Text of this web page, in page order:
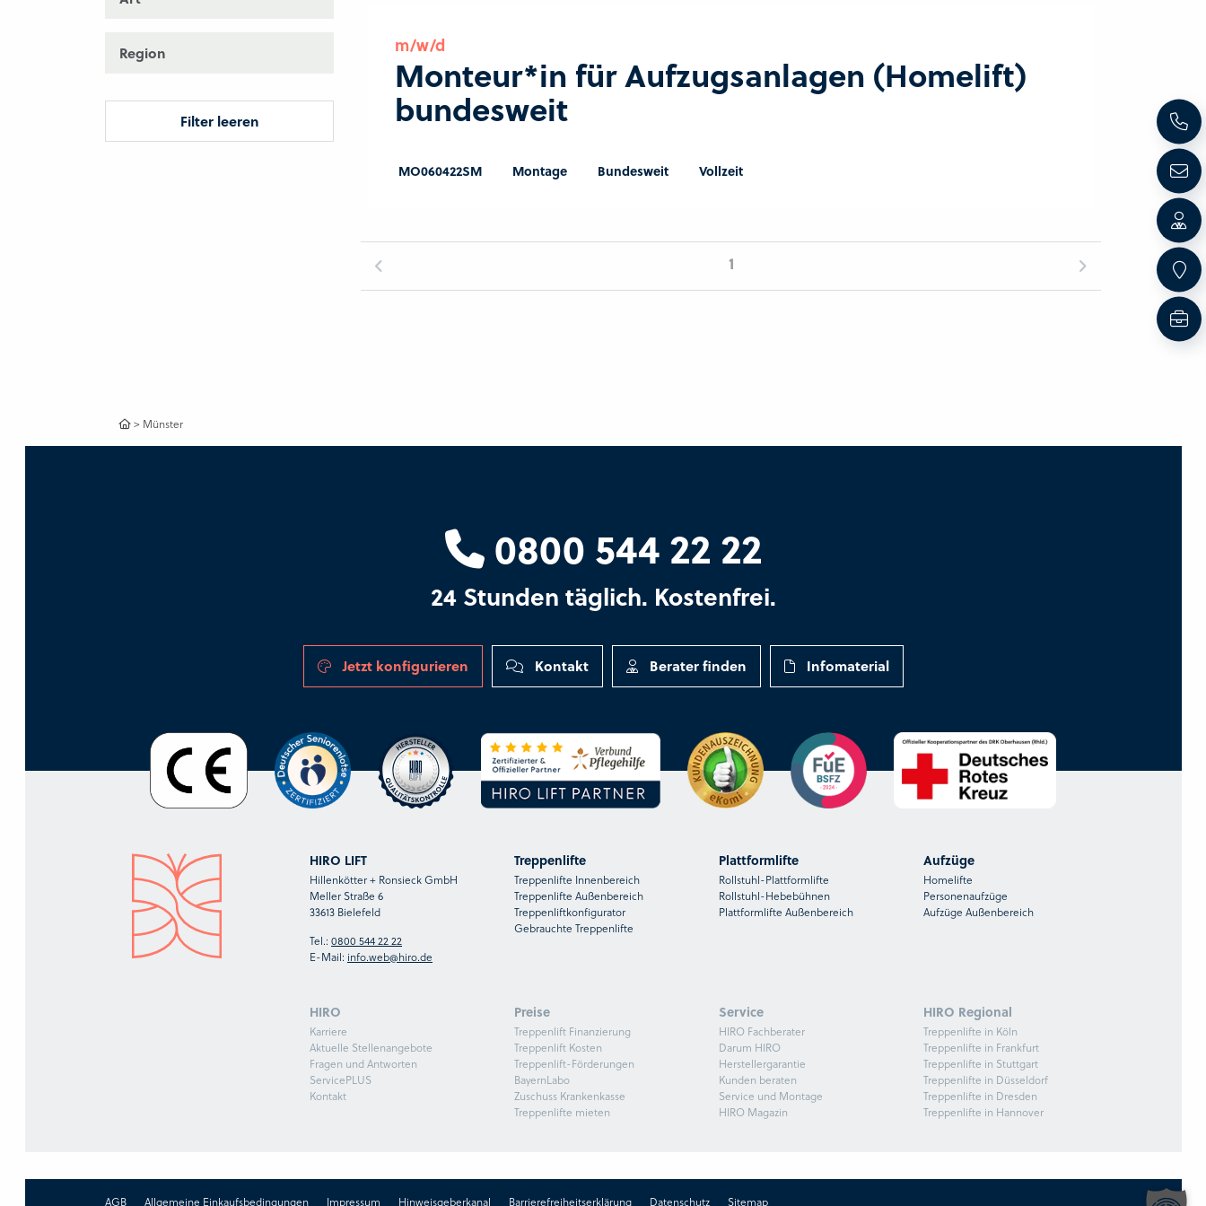
Region
Filter leeren
m/w/d
Monteur*in für Aufzugsanlagen (Homelift)
bundesweit
MO060422SM Montage Bundesweit Vollzeit
1
> Münster
0800 544 22 22
24 Stunden täglich. Kostenfrei.
Jetzt konfigurieren Kontakt Berater finden Infomaterial
HIRO LIFT
Hillenkötter + Ronsieck GmbH
Meller Straße 6
33613 Bielefeld
Tel.: 0800 544 22 22
E-Mail: info.web@hiro.de
Treppenlifte
Treppenlifte Innenbereich
Treppenlifte Außenbereich
Treppenliftkonfigurator
Gebrauchte Treppenlifte
Plattformlifte
Rollstuhl-Plattformlifte
Rollstuhl-Hebebühnen
Plattformlifte Außenbereich
Aufzüge
Homelifte
Personenaufzüge
Aufzüge Außenbereich
HIRO
Karriere
Aktuelle Stellenangebote
Fragen und Antworten
ServicePLUS
Kontakt
Preise
Treppenlift Finanzierung
Treppenlift Kosten
Treppenlift-Förderungen
BayernLabo
Zuschuss Krankenkasse
Treppenlifte mieten
Service
HIRO Fachberater
Darum HIRO
Herstellergarantie
Kunden beraten
Service und Montage
HIRO Magazin
HIRO Regional
Treppenlifte in Köln
Treppenlifte in Frankfurt
Treppenlifte in Stuttgart
Treppenlifte in Düsseldorf
Treppenlifte in Dresden
Treppenlifte in Hannover
AGB Allgemeine Einkaufsbedingungen Impressum Hinweisgeberkanal Barrierefreiheitserklärung Datenschutz Sitemap